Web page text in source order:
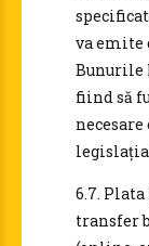
va emite
Bunurile
fiind să
6.7.
transfer